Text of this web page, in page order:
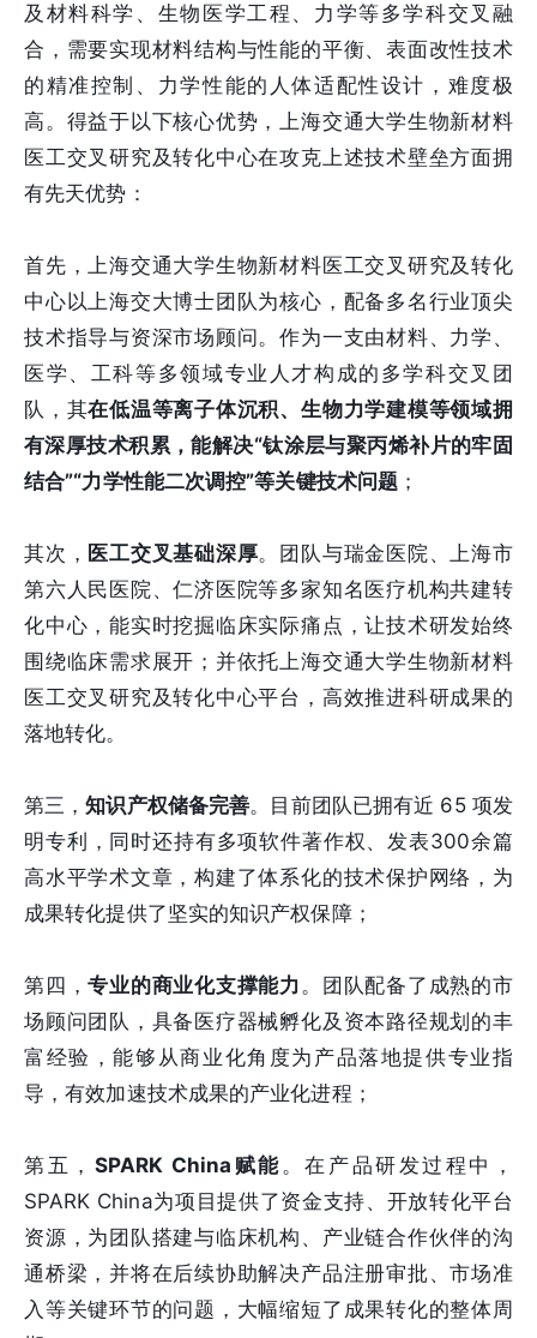
及材料科学、生物医学工程、力学等多学科交叉融
合，需要实现材料结构与性能的平衡、表面改性技术
的精准控制、力学性能的人体适配性设计，难度极
高。得益于以下核心优势，上海交通大学生物新材料
医工交叉研究及转化中心在攻克上述技术壁垒方面拥
有先天优势：
首先，上海交通大学生物新材料医工交叉研究及转化
中心以上海交大博士团队为核心，配备多名行业顶尖
技术指导与资深市场顾问。作为一支由材料、力学、
医学、工科等多领域专业人才构成的多学科交叉团
队，其在低温等离子体沉积、生物力学建模等领域拥
有深厚技术积累，能解决“钛涂层与聚丙烯补片的牢固
结合”“力学性能二次调控”等关键技术问题 ；
其次， 医工交叉基础深厚。团队与瑞金医院、上海市
第六人民医院、仁济医院等多家知名医疗机构共建转
化中心，能实时挖掘临床实际痛点，让技术研发始终
围绕临床需求展开；并依托上海交通大学生物新材料
医工交叉研究及转化中心平台，高效推进科研成果的
落地转化。
第三，知识产权储备完善。目前团队已拥有近 65 项发
明专利，同时还持有多项软件著作权、发表300余篇
高水平学术文章，构建了体系化的技术保护网络，为
成果转化提供了坚实的知识产权保障；
第四，专业的商业化支撑能力 。团队配备了成熟的市
场顾问团队，具备医疗器械孵化及资本路径规划的丰
富经验，能够从商业化角度为产品落地提供专业指
导，有效加速技术成果的产业化进程；
第五， SPARK China赋能。在产品研发过程中，
SPARK China为项目提供了资金支持、开放转化平台
资源，为团队搭建与临床机构、产业链合作伙伴的沟
通桥梁，并将在后续协助解决产品注册审批、市场准
入等关键环节的问题，大幅缩短了成果转化的整体周